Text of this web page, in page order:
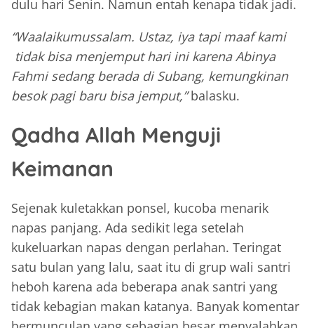
dulu hari Senin. Namun entah kenapa tidak jadi.
“Waalaikumussalam. Ustaz, iya tapi maaf kami
tidak bisa menjemput hari ini karena Abinya
Fahmi sedang berada di Subang, kemungkinan
besok pagi baru bisa jemput,”balasku.
Qadha Allah Menguji
Keimanan
Sejenak kuletakkan ponsel, kucoba menarik
napas panjang. Ada sedikit lega setelah
kukeluarkan napas dengan perlahan. Teringat
satu bulan yang lalu, saat itu di grup wali santri
heboh karena ada beberapa anak santri yang
tidak kebagian makan katanya. Banyak komentar